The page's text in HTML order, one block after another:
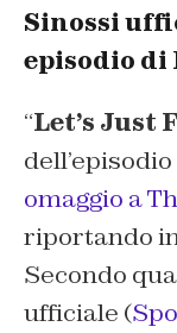
Sinossi
episodio di
“Let’s Just
omaggio a
riportando
Secondo
ufficiale (